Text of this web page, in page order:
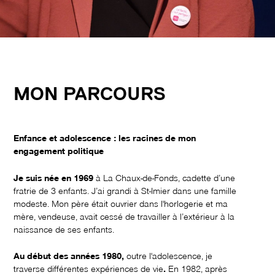
MON PARCOURS
Enfance et adolescence : les racines de mon
engagement politique
Je suis née en 1969 à La Chaux-de-Fonds, cadette d’une
fratrie de 3 enfants. J’ai grandi à St-Imier dans une famille
modeste. Mon père était ouvrier dans l'horlogerie et ma
mère, vendeuse, avait cessé de travailler à l’extérieur à la
naissance de ses enfants.
Au début des années 1980,outre l'adolescence, je
traverse différentes expériences de vie. En 1982, après